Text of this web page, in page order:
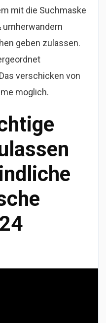
mit die Suchmaske
umherwandern
geben zulassen.
verschicken von
moglich.